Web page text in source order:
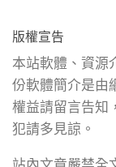
版權宣告
本站軟體、資源
份軟體簡介是由
權益請留言告知
犯請多見諒。